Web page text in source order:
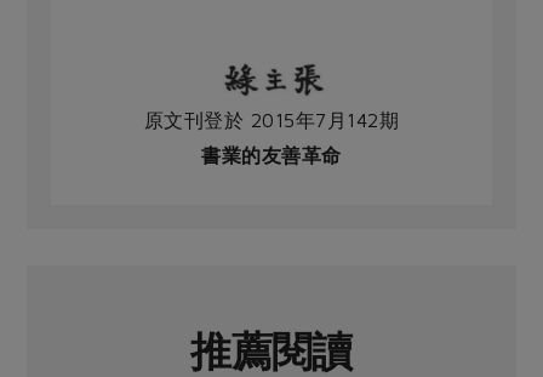
原文刊登於 2015年7月142期
書業的友善革命
推薦閱讀